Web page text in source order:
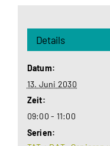
Details
Datum:
13. Juni 2030
Zeit:
09:00 - 11:00
Serien: